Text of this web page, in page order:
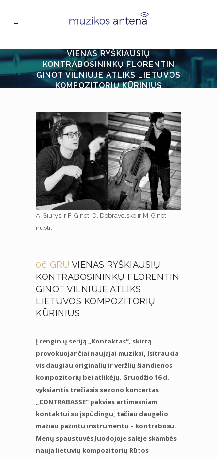
VIENAS RYŠKIAUSIŲ
KONTRABOSININKŲ FLORENTIN
GINOT VILNIUJE ATLIKS LIETUVOS
KOMPOZITORIŲ KŪRINIUS
A. Šiurys ir F. Ginot. D. Dobravolsko ir M. Ginot
nuotr.
06 GRU VIENAS RYŠKIAUSIŲ
KONTRABOSININKŲ FLORENTIN
GINOT VILNIUJE ATLIKS
LIETUVOS KOMPOZITORIŲ
KŪRINIUS
Į renginių seriją „Kontaktas“, skirtą
provokuojančiai naujajai muzikai, įsitraukia
vis daugiau originalių ir veržlių šiandienos
kompozitorių bei atlikėjų. Gruodžio 16 d.
vyksiantis trečiasis sezono koncertas
„CONTRABASSE“ pakvies artimesniam
kontaktui su įspūdingu, tačiau daugelio
mažiau pažintu instrumentu – kontrabosu.
Menų spaustuvės Juodojoje salėje skambės
nauja lietuvių kompozitorių Rūtos